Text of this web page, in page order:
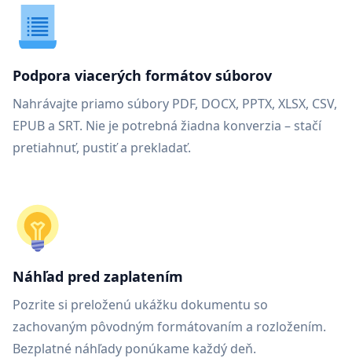
Podpora viacerých formátov súborov
Nahrávajte priamo súbory PDF, DOCX, PPTX, XLSX, CSV,
EPUB a SRT. Nie je potrebná žiadna konverzia – stačí
pretiahnuť, pustiť a prekladať.
Náhľad pred zaplatením
Pozrite si preloženú ukážku dokumentu so
zachovaným pôvodným formátovaním a rozložením.
Bezplatné náhľady ponúkame každý deň.